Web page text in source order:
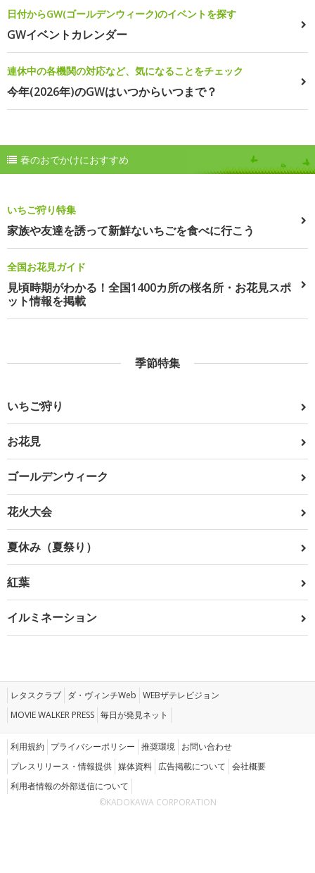
日付からGW(ゴールデンウィーク)のイベントを探す
GWイベントカレンダー
連休中の各機関の対応など、気になることをチェック
今年(2026年)のGWはいつからいつまで？
春のおでかけにおすすめ
いちご狩り特集
家族や友達を誘って新鮮ないちごを食べに行こう
全国お花見ガイド
見頃時期がわかる！全国1400カ所の桜名所・お花見スポ
ット情報を掲載
季節特集
いちご狩り
お花見
ゴールデンウィーク
花火大会
夏休み（夏祭り）
紅葉
イルミネーション
レタスクラブ ダ・ヴィンチWeb WEBザテレビジョン
MOVIE WALKER PRESS 毎日が発見ネット
利用規約 プライバシーポリシー 推奨環境 お問い合わせ
プレスリリース・情報提供 媒体資料 広告掲載について 会社概要
利用者情報の外部送信について
©KADOKAWA CORPORATION